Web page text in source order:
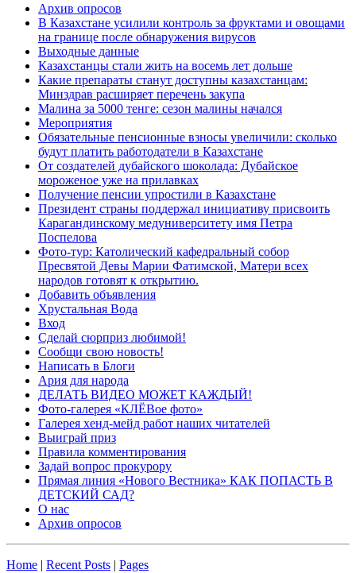
Архив опросов
В Казахстане усилили контроль за фруктами и овощами
на границе после обнаружения вирусов
Выходные данные
Казахстанцы стали жить на восемь лет дольше
Какие препараты станут доступны казахстанцам:
Минздрав расширяет перечень закупа
Малина за 5000 тенге: сезон малины начался
Мероприятия
Обязательные пенсионные взносы увеличили: сколько
будут платить работодатели в Казахстане
От создателей дубайского шоколада: Дубайское
мороженое уже на прилавках
Получение пенсии упростили в Казахстане
Президент страны поддержал инициативу присвоить
Карагандинскому медуниверситету имя Петра
Поспелова
Фото-тур: Католический кафедральный собор
Пресвятой Девы Марии Фатимской, Матери всех
народов готовят к открытию.
Добавить объявления
Хрустальная Вода
Вход
Сделай сюрприз любимой!
Сообщи свою новость!
Написать в Блоги
Ария для народа
ДЕЛАТЬ ВИДЕО МОЖЕТ КАЖДЫЙ!
Фото-галерея «КЛЁВое фото»
Галерея хенд-мейд работ наших читателей
Выиграй приз
Правила комментирования
Задай вопрос прокурору
Прямая линия «Нового Вестника» КАК ПОПАСТЬ В
ДЕТСКИЙ САД?
О нас
Архив опросов
Home | Recent Posts | Pages